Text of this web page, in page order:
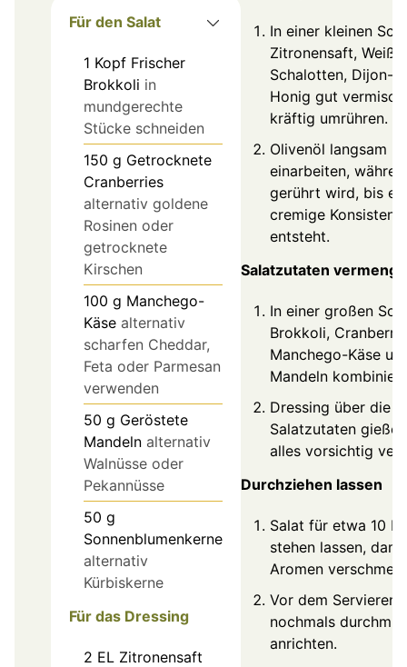
Für den Salat
1 Kopf Frischer
Brokkoli in
mundgerechte
Stücke schneiden
150 g Getrocknete
Cranberries
alternativ goldene
Rosinen oder
getrocknete
Kirschen
100 g Manchego-
Käse alternativ
scharfen Cheddar,
Feta oder Parmesan
verwenden
50 g Geröstete
Mandeln alternativ
Walnüsse oder
Pekannüsse
50 g
Sonnenblumenkerne
alternativ
Kürbiskerne
Für das Dressing
2 EL Zitronensaft
In einer kleinen
Zitronensaft,
Schalotten, Dijon-
Honig gut
kräftig umrühren.
Olivenöl langsam
einarbeiten,
gerührt wird, bis
cremige Konsistenz
entsteht.
Salatzutaten
In einer großen
Brokkoli,
Manchego-Käse
Mandeln
Dressing über die
Salatzutaten
alles vorsichtig
Durchziehen lassen
Salat für etwa 10
stehen lassen,
Aromen
Vor dem Servieren
nochmals
anrichten.